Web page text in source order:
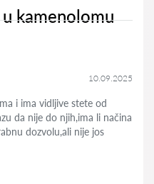
kamenolomu
10.09.2025
i ima vidljive stete od
da nije do njih,ima li načina
dozvolu,ali nije jos